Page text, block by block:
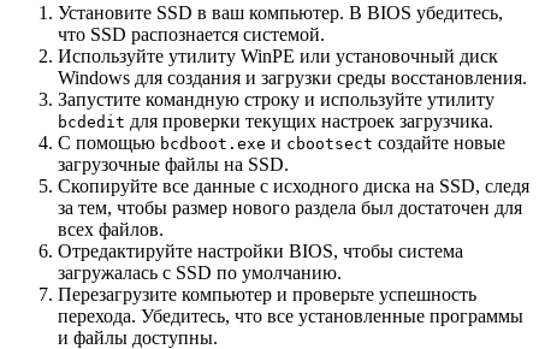
Установите SSD в ваш компьютер. В BIOS убедитесь,
что SSD распознается системой.
Используйте утилиту WinPE или установочный диск
Windows для создания и загрузки среды восстановления.
Запустите командную строку и используйте утилиту
bcdedit для проверки текущих настроек загрузчика.
С помощью bcdboot.exe и cbootsect создайте новые
загрузочные файлы на SSD.
Скопируйте все данные с исходного диска на SSD, следя
за тем, чтобы размер нового раздела был достаточен для
всех файлов.
Отредактируйте настройки BIOS, чтобы система
загружалась с SSD по умолчанию.
Перезагрузите компьютер и проверьте успешность
перехода. Убедитесь, что все установленные программы
и файлы доступны.